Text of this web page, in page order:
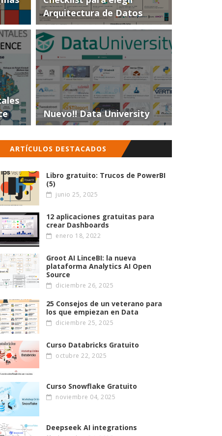
Arquitectura de Datos
Nuevo!! Data University
ARTÍCULOS DESTACADOS
Libro gratuito: Trucos de PowerBI
(5)
junio 25, 2025
12 aplicaciones gratuitas para
crear Dashboards
enero 18, 2022
Groot AI LinceBI: la nueva
plataforma Analytics AI Open
Source
diciembre 26, 2025
25 Consejos de un veterano para
los que empiezan en Data
diciembre 25, 2025
Curso Databricks Gratuito
octubre 22, 2025
Curso Snowflake Gratuito
noviembre 04, 2025
Deepseek AI integrations